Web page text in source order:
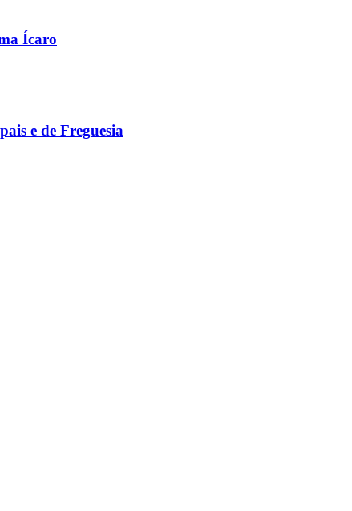
Ícaro
e de Freguesia